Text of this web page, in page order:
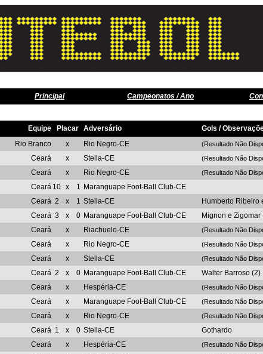
Principal Campeonatos / Ano
Equipe Placar Adversário
Gols /
Rio Branco x Rio Negro-CE (Resultado Não
Ceará x Stella-CE (Resultado Não
Ceará x Rio Negro-CE (Resultado Não
Ceará 10 x 1 Maranguape Foot-Ball Club-CE
Ceará 2 x 1 Stella-CE
Humberto Ribeiro
Ceará 3 x 0 Maranguape Foot-Ball Club-CE
Mignon e Zigomar
Ceará x Riachuelo-CE (Resultado Não
Ceará x Rio Negro-CE (Resultado Não
Ceará x Stella-CE (Resultado Não
Ceará 2 x 0 Maranguape Foot-Ball Club-CE
Walter Barroso (2)
Ceará x Hespéria-CE (Resultado Não
Ceará x Maranguape Foot-Ball Club-CE (Resultado Não
Ceará x Rio Negro-CE (Resultado Não
Ceará 1 x 0 Stella-CE
Gothardo
Ceará x Hespéria-CE (Resultado Não